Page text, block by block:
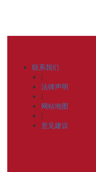
联系我们
|
法律声明
|
网站地图
|
意见建议